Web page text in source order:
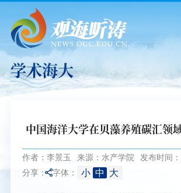
学术海大
中国海洋大学在贝藻养殖碳汇领
作者：李景玉 来源：水产学院 发布时间
分享： 字体： 小 中 大